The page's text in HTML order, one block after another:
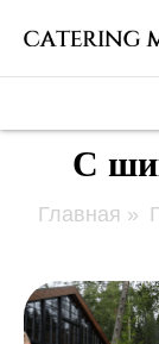
С
Главная »